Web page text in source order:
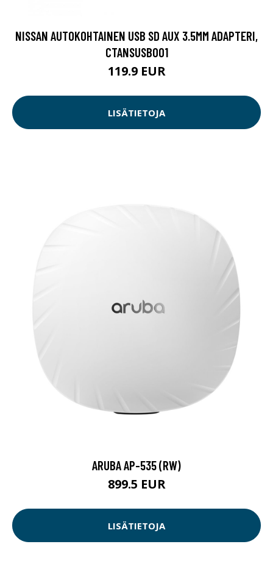
NISSAN AUTOKOHTAINEN USB SD AUX 3.5MM ADAPTERI,
CTANSUSB001
119.9 EUR
LISÄTIETOJA
ARUBA AP-535 (RW)
899.5 EUR
LISÄTIETOJA